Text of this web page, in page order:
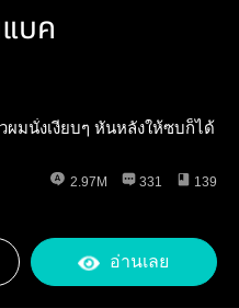
บค
ร้องไห้ก็ร้องไปเถอะ เดี๋ยวผมนั่งเงียบๆ หันหลังให้ซบก็ได้
2.97M 331 139
อ่านเลย